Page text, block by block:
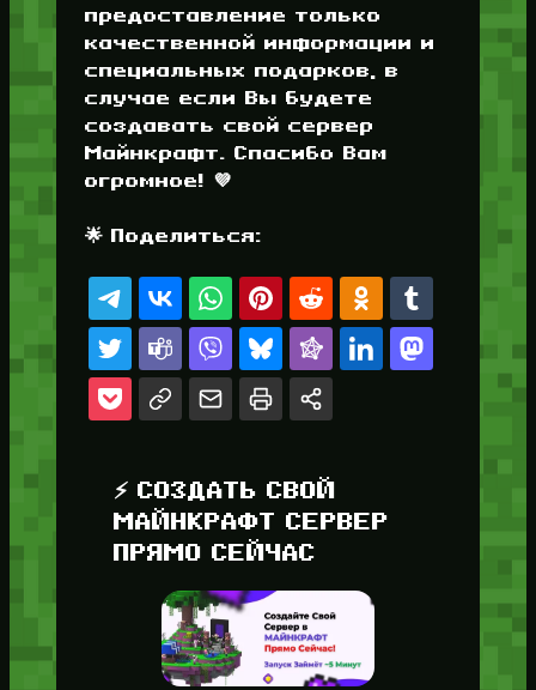
предоставление только
качественной информации и
специальных подарков, в
случае если Вы будете
создавать свой сервер
Майнкрафт. Спасибо Вам
огромное! 💜
🌟 Поделиться:
⚡ СОЗДАТЬ СВОЙ
МАЙНКРАФТ СЕРВЕР
ПРЯМО СЕЙЧАС